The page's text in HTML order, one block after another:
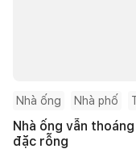
Nhà ống Nhà phố
Nhà ống vẫn
đặc rỗng